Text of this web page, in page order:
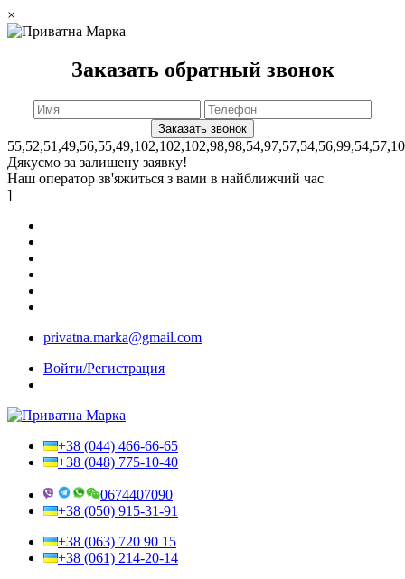
×
Заказать обратный звонок
Дякуємо за залишену заявку!
Наш оператор зв'яжиться з вами в найближчий час
]
privatna.marka@gmail.com
Войти/Регистрация
+38 (044) 466-66-65
+38 (048) 775-10-40
0674407090
+38 (050) 915-31-91
+38 (063) 720 90 15
+38 (061) 214-20-14